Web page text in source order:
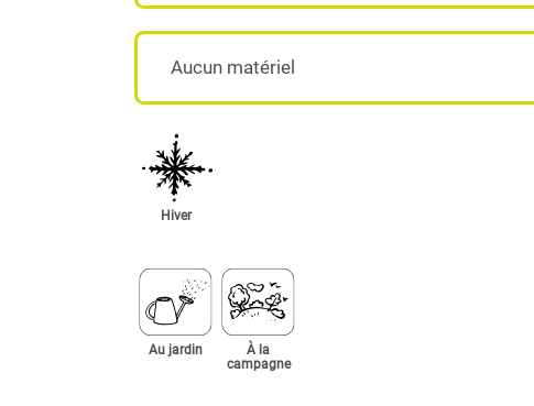
Aucun matériel
Hiver
Au jardin
À la
campagne